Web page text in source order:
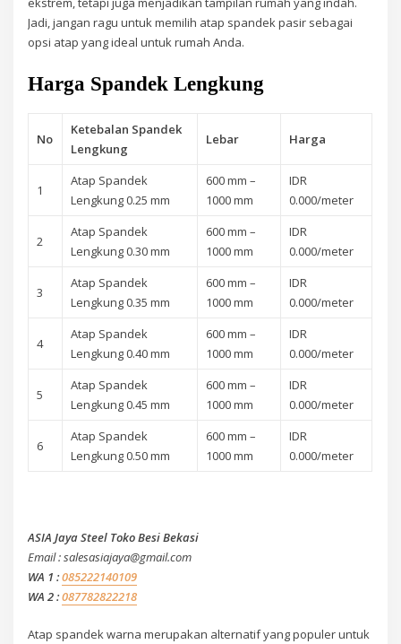
Jadi, jangan ragu untuk memilih atap spandek pasir sebagai
opsi atap yang ideal untuk rumah Anda.
Harga Spandek Lengkung
No
Ketebalan Spandek
Lengkung
Lebar Harga
1
Atap Spandek
Lengkung 0.25 mm
600 mm –
1000 mm
IDR
0.000/meter
2
Atap Spandek
Lengkung 0.30 mm
600 mm –
1000 mm
IDR
0.000/meter
3
Atap Spandek
Lengkung 0.35 mm
600 mm –
1000 mm
IDR
0.000/meter
4
Atap Spandek
Lengkung 0.40 mm
600 mm –
1000 mm
IDR
0.000/meter
5
Atap Spandek
Lengkung 0.45 mm
600 mm –
1000 mm
IDR
0.000/meter
6
Atap Spandek
Lengkung 0.50 mm
600 mm –
1000 mm
IDR
0.000/meter
ASIA Jaya Steel Toko Besi Bekasi
Email : salesasiajaya@gmail.com
WA 1 :085222140109
WA 2 :087782822218
Atap spandek warna merupakan alternatif yang populer untuk